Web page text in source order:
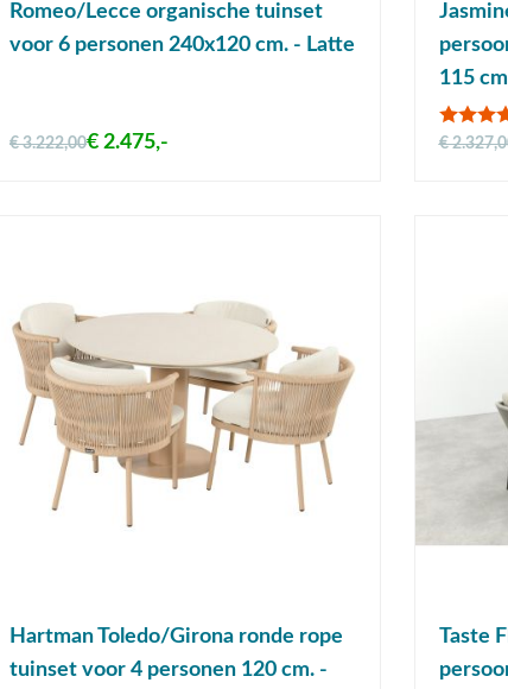
Romeo/Lecce organische tuinset
voor 6 personen 240x120 cm. - Latte
€ 3.222,00€ 2.475,-
115
€
Hartman Toledo/Girona ronde rope
tuinset voor 4 personen 120 cm. -
Taste